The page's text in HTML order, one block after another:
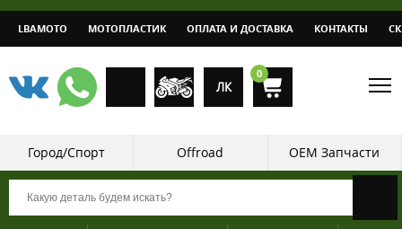
LBAMOTO МОТОПЛАСТИК ОПЛАТА И ДОСТАВКА КОНТАКТЫ
ЛК
0
Город/Спорт Offroad OEM Запчасти